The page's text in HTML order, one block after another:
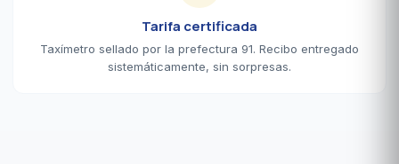
Tarifa certificada
Taxímetro sellado por la prefectura 91. Recibo entregado
sistemáticamente, sin sorpresas.